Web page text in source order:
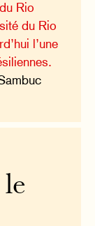
Rio
du Rio
l’une